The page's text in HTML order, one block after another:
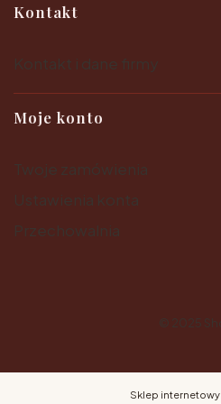
Kontakt
Moje konto
Sklep internetowy